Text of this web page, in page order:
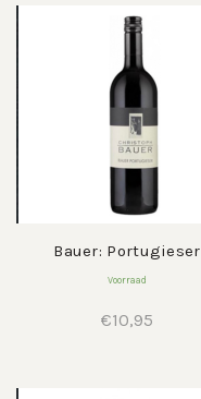
Bauer: Portugieser
Voorraad
€10,95